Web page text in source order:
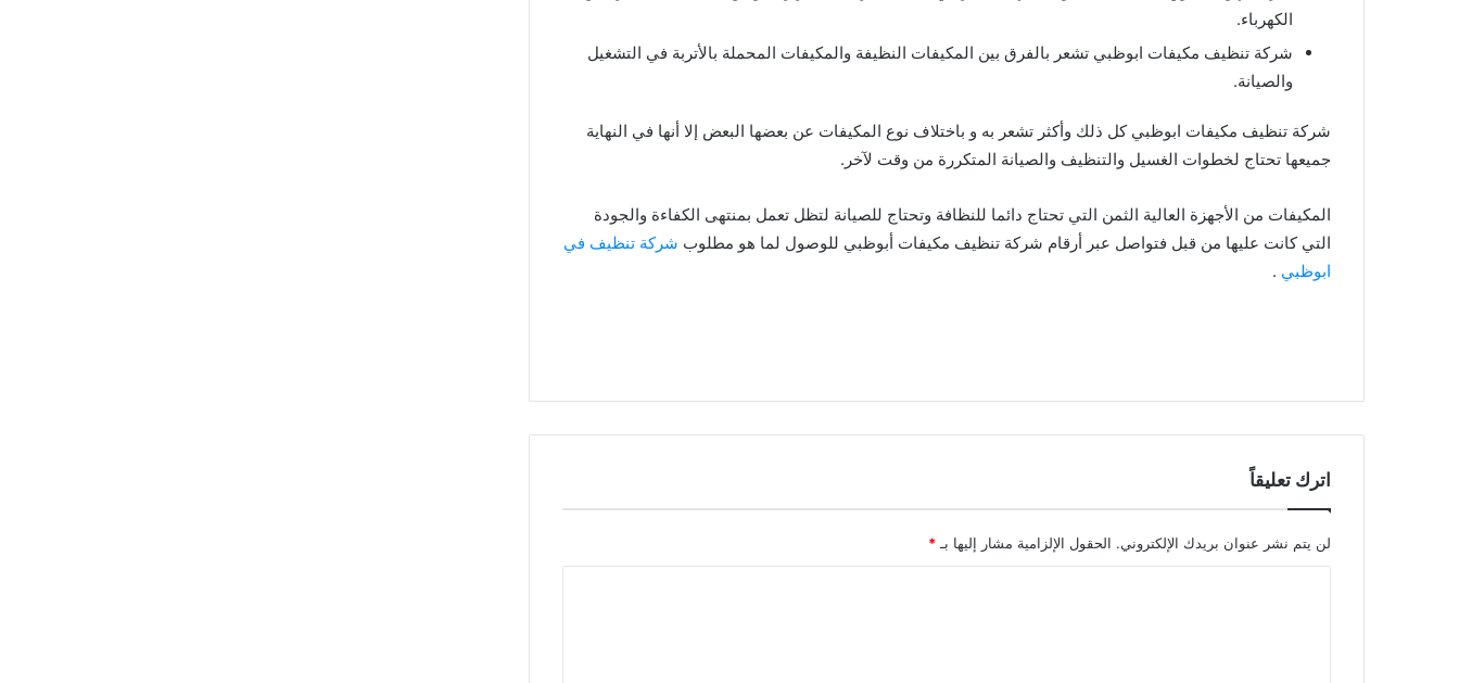
الكهرباء.
شركة تنظيف مكيفات ابوظبي تشعر بالفرق بين المكيفات النظيفة والمكيفات المحملة بالأتربة في التشغيل
والصيانة.
شركة تنظيف مكيفات ابوظبي كل ذلك وأكثر تشعر به و باختلاف نوع المكيفات عن بعضها البعض إلا أنها في النهاية
جميعها تحتاج لخطوات الغسيل والتنظيف والصيانة المتكررة من وقت لآخر.
المكيفات من الأجهزة العالية الثمن التي تحتاج دائما للنظافة وتحتاج للصيانة لتظل تعمل بمنتهى الكفاءة والجودة
التي كانت عليها من قبل فتواصل عبر أرقام شركة تنظيف مكيفات أبوظبي للوصول لما هو مطلوب شركة تنظيف في
ابوظبي .
اترك تعليقاً
لن يتم نشر عنوان بريدك الإلكتروني. الحقول الإلزامية مشار إليها بـ*